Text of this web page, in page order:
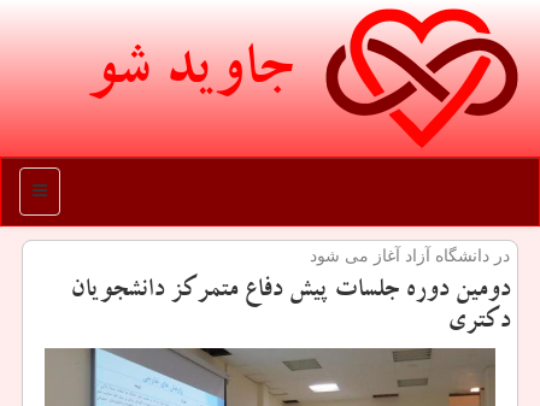
جاوید شو
منو
در دانشگاه آزاد آغاز می شود
دومین دوره جلسات پیش دفاع متمركز دانشجویان
دكتری